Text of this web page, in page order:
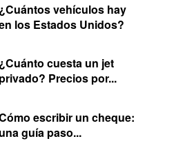
¿Cuántos vehículos hay
los Estados Unidos?
¿Cuánto cuesta un jet
privado? Precios por...
escribir un cheque:
una guía paso...